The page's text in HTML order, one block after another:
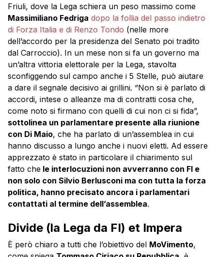
Friuli, dove la Lega schiera un peso massimo come
Massimiliano Fedriga dopo la follia del passo indietro
di Forza Italia e di Renzo Tondo (nelle more
dell’accordo per la presidenza del Senato poi tradito
dal Carroccio). In un mese non si fa un governo ma
un’altra vittoria elettorale per la Lega, stavolta
sconfiggendo sul campo anche i 5 Stelle, può aiutare
a dare il segnale decisivo ai grillini. “Non si è parlato di
accordi, intese o alleanze ma di contratti cosa che,
come noto si firmano con quelli di cui non ci si fida”,
sottolinea un parlamentare presente alla riunione
con Di Maio, che ha parlato di un’assemblea in cui
hanno discusso a lungo anche i nuovi eletti. Ad essere
apprezzato è stato in particolare il chiarimento sul
fatto che le interlocuzioni non avverranno con FI e
non solo con Silvio Berlusconi ma con tutta la forza
politica, hanno precisato ancora i parlamentari
contattati al termine dell’assemblea.
Divide (la Lega da FI) et Impera
È però chiaro a tutti che l’obiettivo del MoVimento,